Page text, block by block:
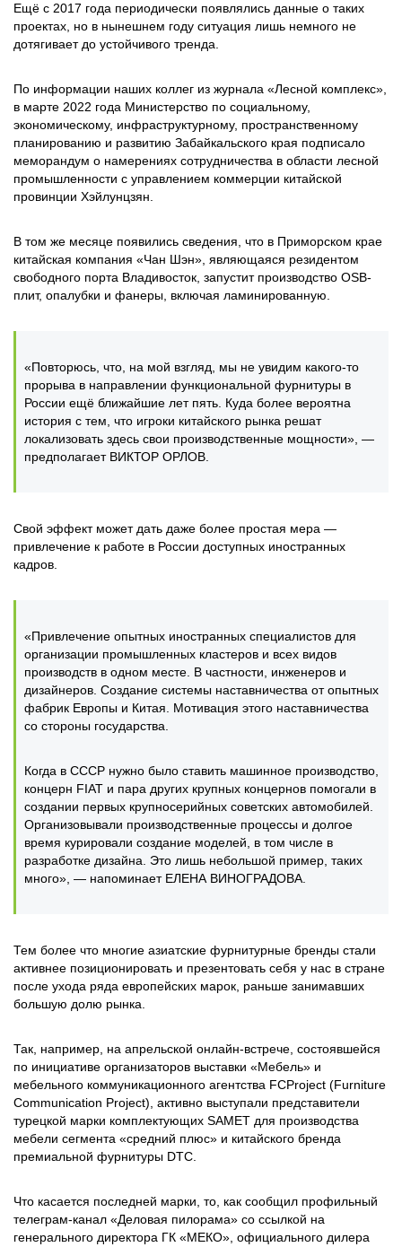
Ещё с 2017 года периодически появлялись данные о таких
проектах, но в нынешнем году ситуация лишь немного не
дотягивает до устойчивого тренда.
По информации наших коллег из журнала «Лесной комплекс»,
в марте 2022 года Министерство по социальному,
экономическому, инфраструктурному, пространственному
планированию и развитию Забайкальского края подписало
меморандум о намерениях сотрудничества в области лесной
промышленности с управлением коммерции китайской
провинции Хэйлунцзян.
В том же месяце появились сведения, что в Приморском крае
китайская компания «Чан Шэн», являющаяся резидентом
свободного порта Владивосток, запустит производство OSB-
плит, опалубки и фанеры, включая ламинированную.
«Повторюсь, что, на мой взгляд, мы не увидим какого-то
прорыва в направлении функциональной фурнитуры в
России ещё ближайшие лет пять. Куда более вероятна
история с тем, что игроки китайского рынка решат
локализовать здесь свои производственные мощности», —
предполагает ВИКТОР ОРЛОВ.
Свой эффект может дать даже более простая мера —
привлечение к работе в России доступных иностранных
кадров.
«Привлечение опытных иностранных специалистов для
организации промышленных кластеров и всех видов
производств в одном месте. В частности, инженеров и
дизайнеров. Создание системы наставничества от опытных
фабрик Европы и Китая. Мотивация этого наставничества
со стороны государства.
Когда в СССР нужно было ставить машинное производство,
концерн FIAT и пара других крупных концернов помогали в
создании первых крупносерийных советских автомобилей.
Организовывали производственные процессы и долгое
время курировали создание моделей, в том числе в
разработке дизайна. Это лишь небольшой пример, таких
много», — напоминает ЕЛЕНА ВИНОГРАДОВА.
Тем более что многие азиатские фурнитурные бренды стали
активнее позиционировать и презентовать себя у нас в стране
после ухода ряда европейских марок, раньше занимавших
большую долю рынка.
Так, например, на апрельской онлайн-встрече, состоявшейся
по инициативе организаторов выставки «Мебель» и
мебельного коммуникационного агентства FCProject (Furniture
Communication Project), активно выступали представители
турецкой марки комплектующих SAMET для производства
мебели сегмента «средний плюс» и китайского бренда
премиальной фурнитуры DTC.
Что касается последней марки, то, как сообщил профильный
телеграм-канал «Деловая пилорама» со ссылкой на
генерального директора ГК «МЕКО», официального дилера